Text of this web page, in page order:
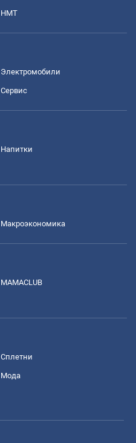
НМТ
Электромобили
Сервис
Напитки
Mакроэкономика
MAMACLUB
Сплетни
Мода